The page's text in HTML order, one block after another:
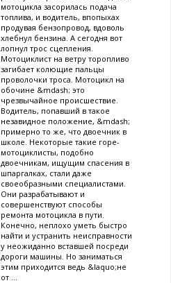
мотоцикла засорилась подача
топлива, и водитель, впопыхах
продувая бензопровод, вдоволь
хлебнул бензина. А сегодня вот
лопнул трос сцепления.
Мотоциклист на ветру торопливо
загибает колющие пальцы
проволочки троса. Мотоцикл на
обочине &mdash; это
чрезвычайное происшествие.
Водитель, попавший в такое
незавидное положение, &mdash;
примерно то же, что двоечник в
школе. Некоторые такие горе-
мотоциклисты, подобно
двоечникам, ищущим спасения в
шпаргалках, стали даже
своеобразными специалистами.
Они разрабатывают и
совершенствуют способы
ремонта мотоцикла в пути.
Конечно, неплохо уметь быстро
найти и устранить неисправности
у неожиданно вставшей посреди
дороги машины. Но заниматься
этим приходится ведь &laquo;не
от ...